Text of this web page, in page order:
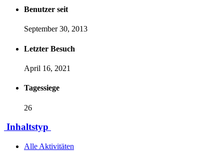
Benutzer seit
September 30, 2013
Letzter Besuch
April 16, 2021
Tagessiege
26
Inhaltstyp
Alle Aktivitäten